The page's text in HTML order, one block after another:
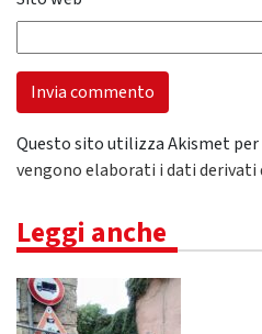
Questo sito utilizza Akismet per
vengono elaborati i dati derivati
Leggi anche